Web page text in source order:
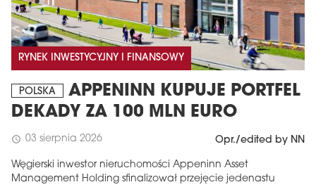
RYNEK INWESTYCYJNY I FINANSOWY
POLSKA
APPENINN KUPUJE PORTFEL
DEKADY ZA 100 MLN EURO
schedule 03 sierpnia 2026 Opr./edited by NN
Węgierski inwestor nieruchomości Appeninn Asset
Management Holding sfinalizował przejęcie jedenastu